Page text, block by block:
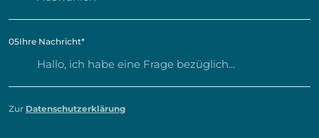
05Ihre Nachricht*
Zur Datenschutzerklärung